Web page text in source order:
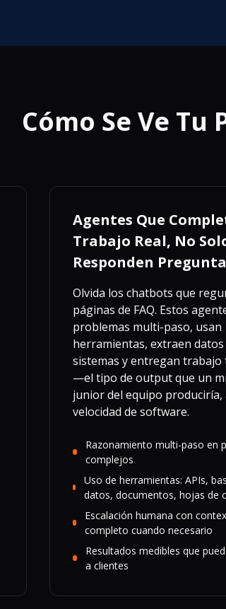
Cómo Se Ve Tu
Agentes Que
Trabajo Real, No
Responden
Olvida los chatbots que
páginas de FAQ. Estos
problemas multi-paso, usan
herramientas, extraen datos
sistemas y entregan trabajo
—el tipo de output que un
junior del equipo produciría,
velocidad de software.
Razonamiento multi-paso en
complejos
Uso de herramientas: APIs,
datos, documentos, hojas de
Escalación humana con
completo cuando necesario
Resultados medibles que
a clientes